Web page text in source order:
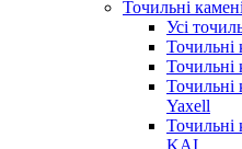
Точильні
Усі
Точильні
Точильні
Точильні
Yaxell
Точильні
KAI